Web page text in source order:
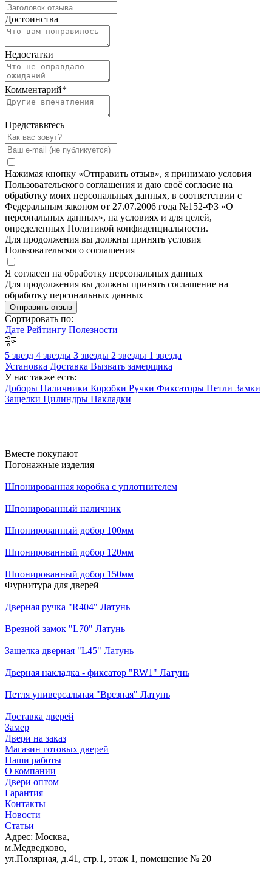
Достоинства
Недостатки
Комментарий*
Представьтесь
Нажимая кнопку «Отправить отзыв», я принимаю условия
Пользовательского соглашения и даю своё согласие на
обработку моих персональных данных, в соответствии с
Федеральным законом от 27.07.2006 года №152-ФЗ «О
персональных данных», на условиях и для целей,
определенных Политикой конфиденциальности.
Для продолжения вы должны принять условия
Пользовательского соглашения
Я согласен на обработку персональных данных
Для продолжения вы должны принять соглашение на
обработку персональных данных
Отправить отзыв
Сортировать по:
Дате Рейтингу Полезности
5 звезд 4 звезды 3 звезды 2 звезды 1 звезда
Установка Доставка Вызвать замерщика
У нас также есть:
Доборы Наличники Коробки Ручки Фиксаторы Петли Замки
Защелки Цилиндры Накладки
Вместе покупают
Погонажные изделия
Шпонированная коробка с уплотнителем
Шпонированный наличник
Шпонированный добор 100мм
Шпонированный добор 120мм
Шпонированный добор 150мм
Фурнитура для дверей
Дверная ручка "R404" Латунь
Врезной замок "L70" Латунь
Защелка дверная "L45" Латунь
Дверная накладка - фиксатор "RW1" Латунь
Петля универсальная "Врезная" Латунь
Доставка дверей
Замер
Двери на заказ
Магазин готовых дверей
Наши работы
О компании
Двери оптом
Гарантия
Контакты
Новости
Статьи
Адрес: Москва,
м.Медведково,
ул.Полярная, д.41, стр.1, этаж 1, помещение № 20